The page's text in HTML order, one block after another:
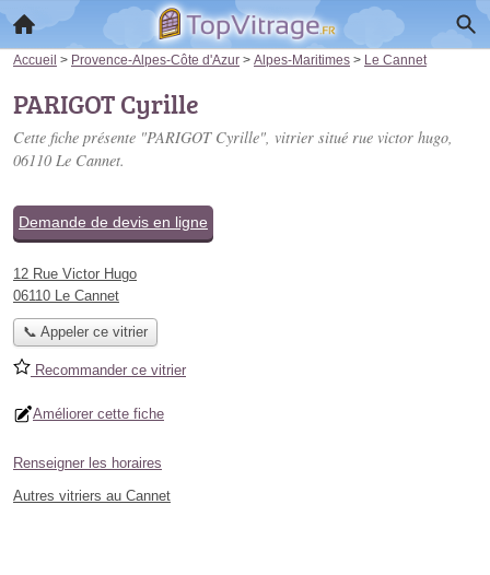
Accueil > Provence-Alpes-Côte d'Azur > Alpes-Maritimes > Le Cannet
PARIGOT Cyrille
Cette fiche présente "PARIGOT Cyrille", vitrier situé rue victor hugo,
06110 Le Cannet.
Demande de devis en ligne
12 Rue Victor Hugo
06110 Le Cannet
📞 Appeler ce vitrier
Recommander ce vitrier
Améliorer cette fiche
Renseigner les horaires
Autres vitriers au Cannet